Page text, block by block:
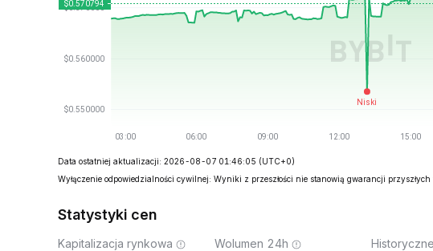
Data ostatniej aktualizacji: 2026-08-07 01:46:05 (UTC+0)
Wyłączenie odpowiedzialności cywilnej: Wyniki z przeszłości nie stanowią gwarancji przyszłych
Statystyki cen
Kapitalizacja rynkowa Wolumen 24h